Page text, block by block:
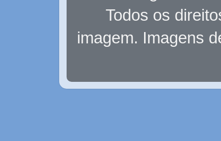
Todos os
imagem. Imagens